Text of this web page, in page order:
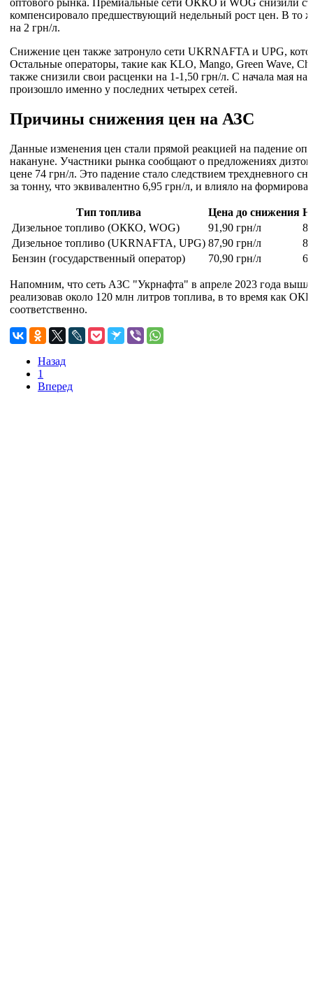
компенсировало предшествующий недельный рост цен. В то
на 2 грн/л.
Снижение цен также затронуло сети UKRNAFTA и UPG,
Остальные операторы, такие как KLO, Mango, Green Wave,
также снизили свои расценки на 1-1,50 грн/л. С начала мая
произошло именно у последних четырех сетей.
Причины снижения цен на АЗС
Данные изменения цен стали прямой реакцией на падение
накануне. Участники рынка сообщают о предложениях
цене 74 грн/л. Это падение стало следствием трехдневного
за тонну, что эквивалентно 6,95 грн/л, и влияло на
Тип топлива Цена до снижения
Дизельное топливо (ОККО, WOG)
91,90 грн/л
Дизельное топливо (UKRNAFTA, UPG) 87,90 грн/л
Бензин (государственный оператор)
70,90 грн/л
Напомним, что сеть АЗС "Укрнафта" в апреле 2023 года
реализовав около 120 млн литров топлива, в то время как
соответственно.
Назад
1
Вперед